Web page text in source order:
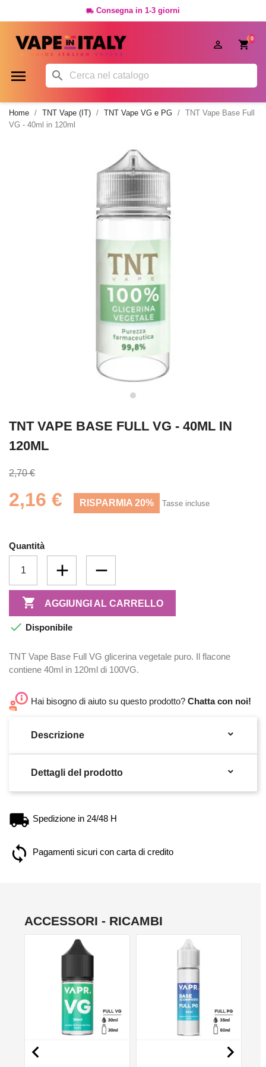
 Consegna in 1-3 giorni
0

 
Home TNT Vape (IT) TNT Vape VG e PG
TNT Vape Base Full
VG - 40ml in 120ml
TNT VAPE BASE FULL VG - 40ML IN
120ML
2,70 €
2,16 € RISPARMIA 20% Tasse incluse
Quantità
 AGGIUNGI AL CARRELLO
 Disponibile
TNT Vape Base Full VG glicerina vegetale puro. Il flacone
contiene 40ml in 120ml di 100VG.
Hai bisogno di aiuto su questo prodotto? Chatta con noi!
Descrizione 
Dettagli del prodotto 
Spedizione in 24/48 H
Pagamenti sicuri con carta di credito
ACCESSORI - RICAMBI
 